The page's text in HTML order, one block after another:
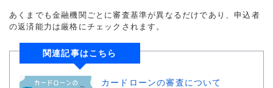
あくまでも金融機関ごとに審査基準が異なるだけであり、申込者
の返済能力は厳格にチェックされます。
関連記事はこちら
カードローンの審査について